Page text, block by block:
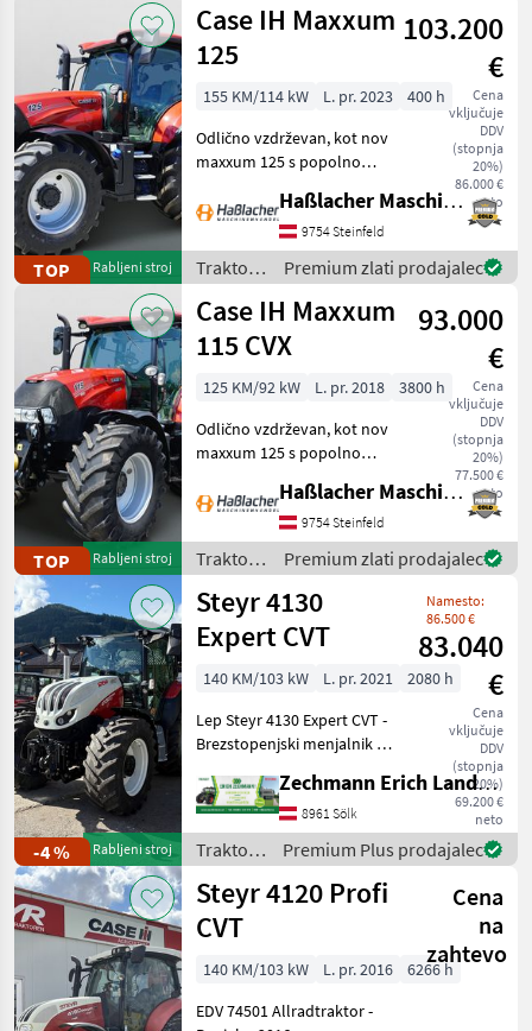
TOP Rabljeni stroj
Case IH Maxxum
125
103.200
€
Cena
vključuje
DDV
(stopnja
20%)
86.000 €
neto
155 KM/114 kW L. pr. 2023
400 h
Odlično vzdrževan, kot nov
maxxum 125 s popolno
uporabi pri podizvajalcih –
deloval je izključno v
lastnem kmetijskem
gospodarstvu. Red
Haßlacher Maschinenhandel
9754 Steinfeld
Traktor /
Case IH
Premium zlati prodajalec
TOP Rabljeni stroj
Case IH Maxxum
115 CVX
93.000
€
Cena
vključuje
DDV
(stopnja
20%)
77.500 €
neto
125 KM/92 kW L. pr. 2018
3800 h
Odlično vzdrževan, kot nov
maxxum 125 s popolno
uporabi pri pogodbenih
izvajalcih – deloval je
izključno v lastnem
gospodarstvu. Redno
Haßlacher Maschinenhandel
9754 Steinfeld
Traktor /
Case IH
Premium zlati prodajalec
-4 % Rabljeni stroj
Steyr 4130
Expert CVT
Namesto:
86.500 €
83.040
€
Cena
vključuje
DDV
(stopnja
20%)
69.200 €
neto
140 KM/103 kW L. pr. 2021
2080 h
Lep Steyr 4130 Expert CVT -
Brezstopenjski menjalnik -
Vzmetenje kabine - 2-
vodilna pnevmatska zavora
prikolice - Delovne luči LED
-
Zechmann Erich Landmaschinen-Portalbau
8961 Sölk
Traktor /
Steyr
Premium Plus prodajalec
Steyr 4120 Profi
CVT
Cena
na
zahtevo
140 KM/103 kW L. pr. 2016
6266 h
EDV 74501 Allradtraktor -